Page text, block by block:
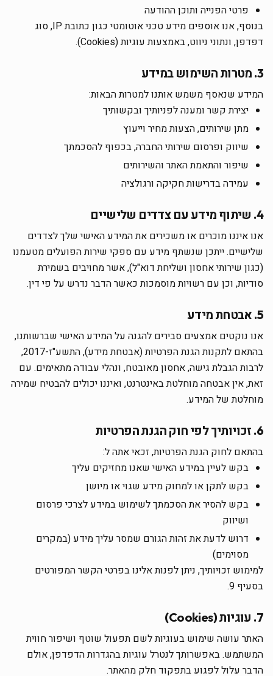
פרטי הפנייה ותוכן ההודעה
בנוסף, אנו אוספים מידע טכני אוטומטי כגון כתובת IP, סוג
דפדפן, ונתוני ניווט, באמצעות עוגיות (Cookies).
3. מטרות השימוש במידע
המידע שנאסף משמש אותנו למטרות הבאות:
יצירת קשר ומענה לפניותיך ובקשותיך
מתן שירותים, הצעות מחיר וייעוץ
שיווק ופרסום שירותי החברה, בכפוף להסכמתך
שיפור והתאמת האתר והשירותים
עמידה בדרישות חקיקה ורגולציה
4. שיתוף מידע עם צדדים שלישיים
אנו איננו מוכרים או משכירים את המידע האישי שלך לצדדים
שלישיים. ייתכן שנשתף מידע עם ספקי שירות הפועלים מטעמנו
(כגון שירותי אחסון ושליחת דוא"ל), אשר מחויבים בשמירת
סודיות, וכן עם רשויות מוסמכות כאשר הדבר נדרש על פי דין.
5. אבטחת מידע
אנו נוקטים אמצעים סבירים להגנה על המידע האישי שברשותנו,
בהתאם לתקנות הגנת הפרטיות (אבטחת מידע), התשע"ז-2017,
לרבות הגבלת גישה, אחסון מאובטח, ונהלי עבודה מתאימים. עם
זאת, אין אבטחה מוחלטת באינטרנט, ואיננו יכולים להבטיח שמירה
מוחלטת של המידע.
6. זכויותיך לפי חוק הגנת הפרטיות
בהתאם לחוק הגנת הפרטיות, זכאי אתה ל:
בקש לעיין במידע האישי שאנו מחזיקים עליך
בקש לתקן או למחוק מידע שגוי או מיושן
בקש להסיר את הסכמתך לשימוש במידע לצרכי פרסום
ושיווק
דרוש לדעת את זהות הגורם שמסר עליך מידע (במקרים
מסוימים)
למימוש זכויותיך, ניתן לפנות אלינו בפרטי הקשר המפורטים
בסעיף 9.
7. עוגיות (Cookies)
האתר עושה שימוש בעוגיות לשם תפעול שוטף ושיפור חווית
המשתמש. באפשרותך לנטרל עוגיות בהגדרות הדפדפן, אולם
הדבר עלול לפגוע בתפקוד חלק מהאתר.